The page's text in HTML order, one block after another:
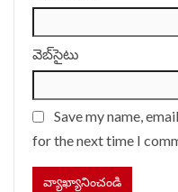
వెబ్‌సైటు
Save my name,
for the next time I